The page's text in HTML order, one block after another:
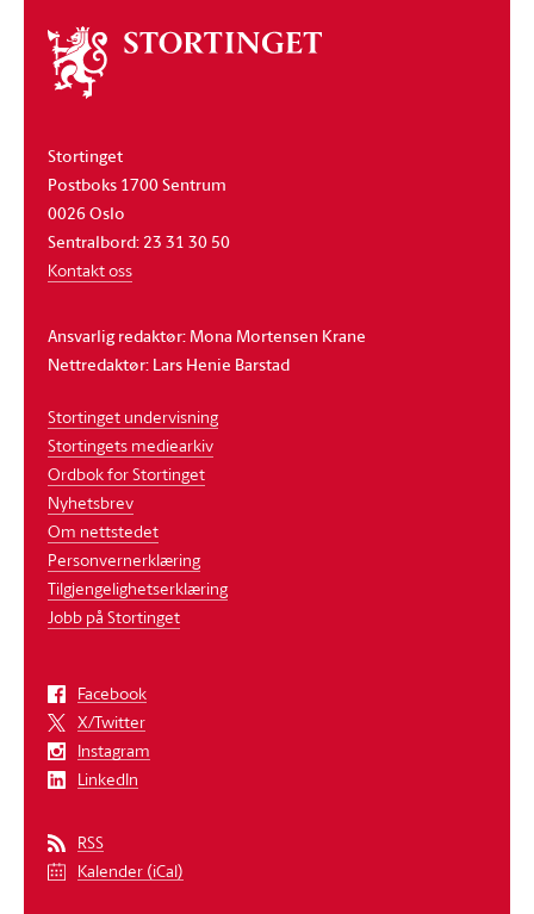
Om
stortinget
Stortinget
Postboks 1700 Sentrum
0026 Oslo
Sentralbord: 23 31 30 50
Kontakt oss
Ansvarlig redaktør: Mona Mortensen Krane
Nettredaktør: Lars Henie Barstad
Stortinget undervisning
Stortingets mediearkiv
Ordbok for Stortinget
Nyhetsbrev
Om nettstedet
Personvernerklæring
Tilgjengelighetserklæring
Jobb på Stortinget
Facebook
X/Twitter
Instagram
LinkedIn
RSS
Kalender (iCal)